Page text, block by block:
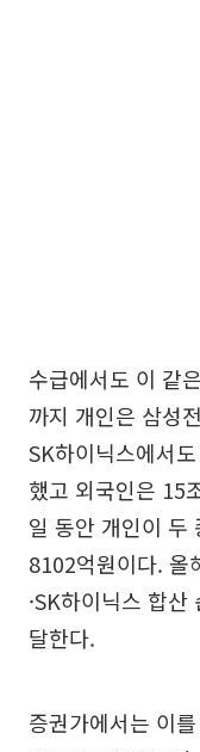
수급에서도 이 같
까지 개인은 삼성
SK하이닉스에서
했고 외국인은 15
일 동안 개인이 두
8102억원이다. 올
·SK하이닉스 합
달한다.
증권가에서는 이